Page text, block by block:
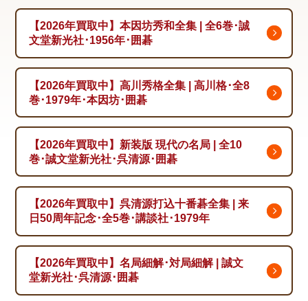
【2026年買取中】本因坊秀和全集 | 全6巻･誠
文堂新光社･1956年･囲碁
【2026年買取中】高川秀格全集 | 高川格･全8
巻･1979年･本因坊･囲碁
【2026年買取中】新装版 現代の名局 | 全10
巻･誠文堂新光社･呉清源･囲碁
【2026年買取中】呉清源打込十番碁全集 | 来
日50周年記念･全5巻･講談社･1979年
【2026年買取中】名局細解･対局細解 | 誠文
堂新光社･呉清源･囲碁